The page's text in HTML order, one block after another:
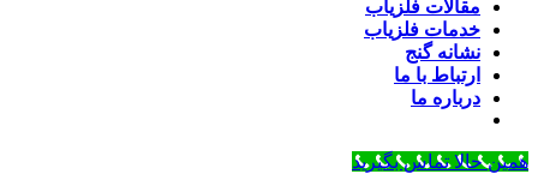
مقالات فلزیاب
خدمات فلزیاب
نشانه گنج
ارتباط با ما
درباره ما
همین حالا تماس بگیرید